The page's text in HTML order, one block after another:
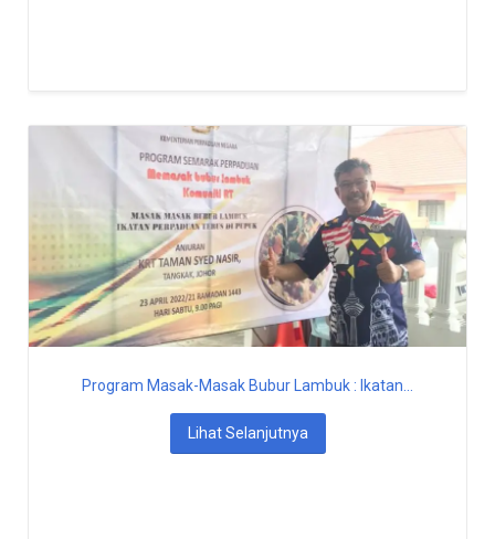
Program Masak-Masak Bubur Lambuk : Ikatan...
Lihat Selanjutnya